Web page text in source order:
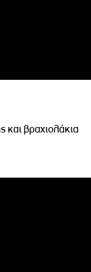
και βραχιολάκια